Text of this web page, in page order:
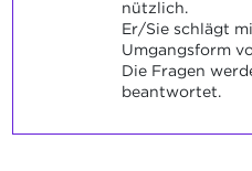
nützlich.
Er/Sie schlägt
Umgangsform
Die Fragen
beantwortet.